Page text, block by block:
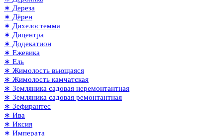
∗ Дереза
∗ Дёрен
∗ Дихелостемма
∗ Дицентра
∗ Додекатион
∗ Ежевика
∗ Ель
∗ Жимолость вьющаяся
∗ Жимолость камчатская
∗ Земляника садовая неремонтантная
∗ Земляника садовая ремонтантная
∗ Зефирантес
∗ Ива
∗ Иксия
∗ Императа